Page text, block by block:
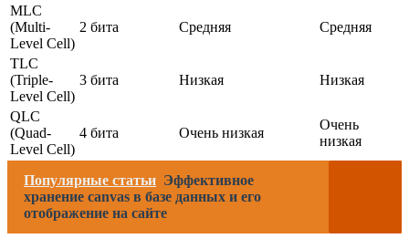
MLC
(Multi-
Level Cell)
2 бита Средняя Средняя
TLC
(Triple-
Level Cell)
3 бита Низкая Низкая
QLC
(Quad-
Level Cell)
4 бита Очень низкая
Очень
низкая
Популярные статьи Эффективное
хранение canvas в базе данных и его
отображение на сайте